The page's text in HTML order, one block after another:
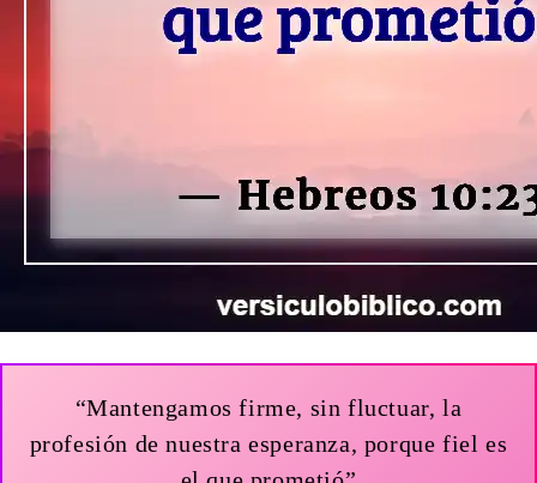
“Mantengamos firme, sin fluctuar, la
profesión de nuestra esperanza, porque fiel es